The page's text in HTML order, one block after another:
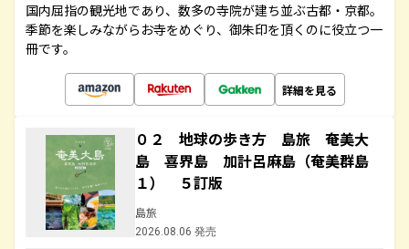
国内屈指の観光地であり、数多の寺院が建ち並ぶ古都・京都。
季節を楽しみながらお寺をめぐり、御朱印を頂くのに役立つ一
冊です。
詳細を見る
０２ 地球の歩き方 島旅 奄美大
島 喜界島 加計呂麻島（奄美群島
１） ５訂版
島旅
2026.08.06 発売